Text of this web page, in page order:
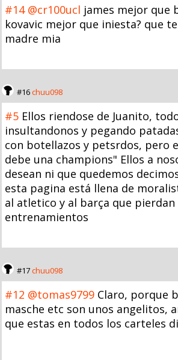
#14 @cr100ucl james mejor que
kovavic mejor que iniesta? que
madre mia
#16chuu098
#5 Ellos riendose de Juanito,
insultandonos y pegando
con botellazos y petsrdos, pero
debe una champions" Ellos a
desean ni que quedemos
esta pagina está llena de
al atletico y al barça que pierdan
entrenamientos
#17chuu098
#12 @tomas9799 Claro, porque
masche etc son unos angelitos,
que estas en todos los carteles